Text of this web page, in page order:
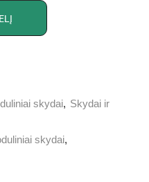
skydai, Skydai ir
skydai,